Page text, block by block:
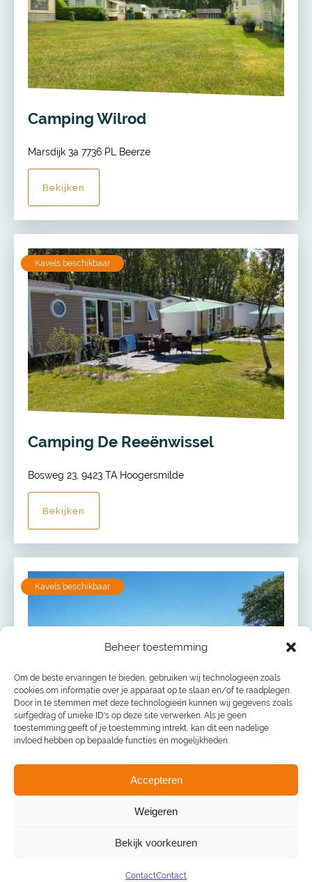
Beheer toestemming
Om de beste ervaringen te bieden, gebruiken wij technologieën zoals
cookies om informatie over je apparaat op te slaan en/of te raadplegen.
Door in te stemmen met deze technologieën kunnen wij gegevens zoals
surfgedrag of unieke ID's op deze site verwerken. Als je geen
toestemming geeft of je toestemming intrekt, kan dit een nadelige
invloed hebben op bepaalde functies en mogelijkheden.
Accepteren
Weigeren
Bekijk voorkeuren
ContactContact
Camping Wilrod
Marsdijk 3a 7736 PL Beerze
Bekijken
Kavels beschikbaar
Camping De Reeënwissel
Bosweg 23, 9423 TA Hoogersmilde
Bekijken
Kavels beschikbaar
Landgoed ’t Wildryck
Groningerweg 13 7951 LA Diever